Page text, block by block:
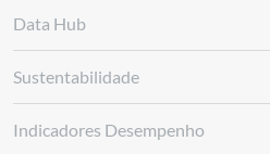
Data Hub
Sustentabilidade
Indicadores Desempenho